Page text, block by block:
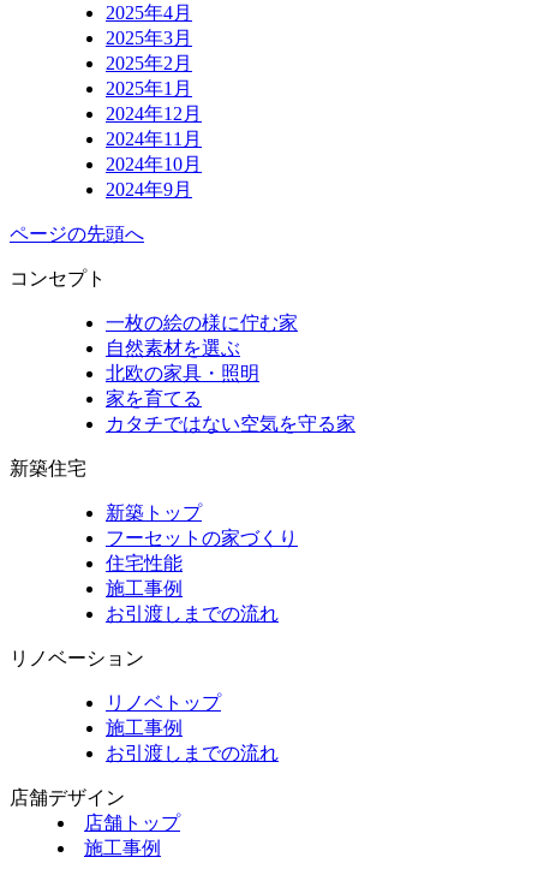
2025年4月
2025年3月
2025年2月
2025年1月
2024年12月
2024年11月
2024年10月
2024年9月
ページの先頭へ
コンセプト
一枚の絵の様に佇む家
自然素材を選ぶ
北欧の家具・照明
家を育てる
カタチではない空気を守る家
新築住宅
新築トップ
フーセットの家づくり
住宅性能
施工事例
お引渡しまでの流れ
リノベーション
リノベトップ
施工事例
お引渡しまでの流れ
店舗デザイン
店舗トップ
施工事例